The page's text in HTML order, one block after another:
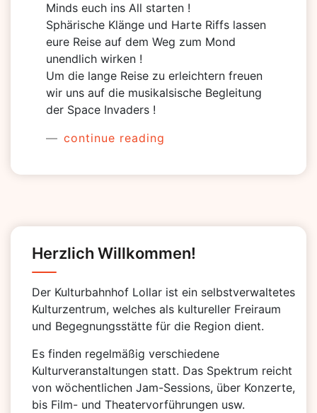
Minds euch ins All starten !
Sphärische Klänge und Harte Riffs lassen
eure Reise auf dem Weg zum Mond
unendlich wirken !
Um die lange Reise zu erleichtern freuen
wir uns auf die musikalsische Begleitung
der Space Invaders !
continue reading
Herzlich Willkommen!
Der Kulturbahnhof Lollar ist ein selbstverwaltetes
Kulturzentrum, welches als kultureller Freiraum
und Begegnungsstätte für die Region dient.
Es finden regelmäßig verschiedene
Kulturveranstaltungen statt. Das Spektrum reicht
von wöchentlichen Jam-Sessions, über Konzerte,
bis Film- und Theatervorführungen usw.